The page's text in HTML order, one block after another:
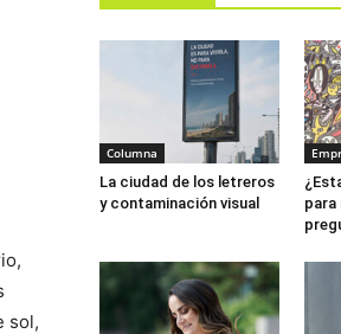
sol,
Columna
La ciudad de los letreros
y contaminación visual
para